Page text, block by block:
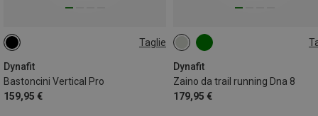
Taglie
Dynafit
Bastoncini Vertical Pro
159,95 €
125CM
110CM
Dynafit
Zaino da trail running Dna 8
179,95 €
8L | XL